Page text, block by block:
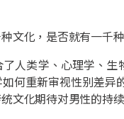
文化，是否就有一千
人类学、心理学、
何重新审视性别差
文化期待对男性的持